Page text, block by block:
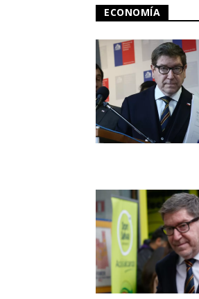
ECONOMÍA